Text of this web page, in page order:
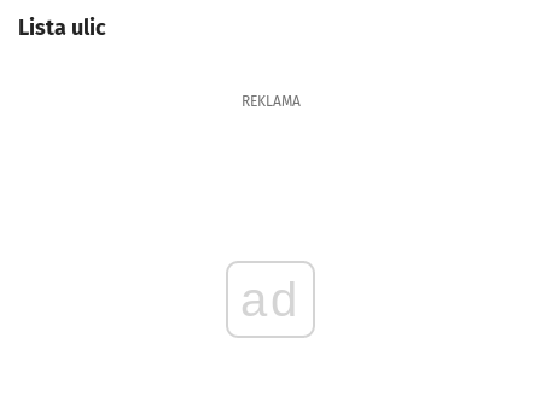
Lista ulic
REKLAMA
ad